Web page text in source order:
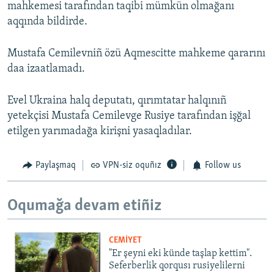
mahkemesi tarafından taqibi mümkün olmağanı
aqqında bildirde.
Mustafa Cemilevniñ özü Aqmescitte mahkeme qararını
daa izaatlamadı.
Evel Ukraina halq deputatı, qırımtatar halqınıñ
yetekçisi Mustafa Cemilevge Rusiye tarafından işğal
etilgen yarımadağa kirişni yasaqladılar.
Paylaşmaq VPN-siz oquñız Follow us
Oqumağa devam etiñiz
CEMİYET
"Er şeyni eki künde taşlap kettim".
Seferberlik qorqusı rusiyelilerni